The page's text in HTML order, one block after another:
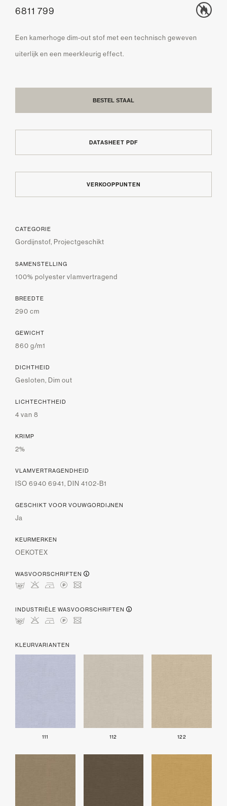
6811 799
Een kamerhoge dim-out stof met een technisch geweven
uiterlijk en een meerkleurig effect.
BESTEL STAAL
DATASHEET PDF
VERKOOPPUNTEN
CATEGORIE
Gordijnstof, Projectgeschikt
SAMENSTELLING
100% polyester vlamvertragend
BREEDTE
290 cm
GEWICHT
860 g/m1
DICHTHEID
Gesloten, Dim out
LICHTECHTHEID
4 van 8
KRIMP
2%
VLAMVERTRAGENDHEID
ISO 6940 6941, DIN 4102-B1
GESCHIKT VOOR VOUWGORDIJNEN
Ja
KEURMERKEN
OEKOTEX
WASVOORSCHRIFTEN
nHDLU
INDUSTRIËLE WASVOORSCHRIFTEN
pHDLU
KLEURVARIANTEN
111 112 122